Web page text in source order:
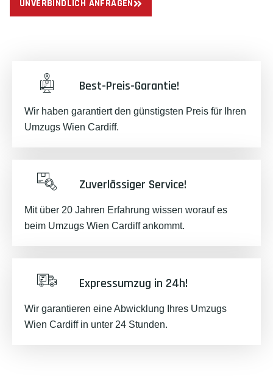
UNVERBINDLICH ANFRAGEN
Best-Preis-Garantie!
Wir haben garantiert den günstigsten Preis für Ihren
Umzugs Wien Cardiff.
Zuverlässiger Service!
Mit über 20 Jahren Erfahrung wissen worauf es
beim Umzugs Wien Cardiff ankommt.
Expressumzug in 24h!
Wir garantieren eine Abwicklung Ihres Umzugs
Wien Cardiff in unter 24 Stunden.